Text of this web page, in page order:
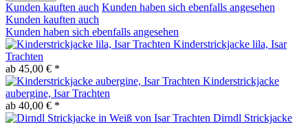
Kunden kauften auch Kunden haben sich ebenfalls angesehen
Kunden kauften auch
Kunden haben sich ebenfalls angesehen
Kinderstrickjacke lila, Isar
Trachten
ab 45,00 € *
Kinderstrickjacke
aubergine, Isar Trachten
ab 40,00 € *
Dirndl Strickjacke